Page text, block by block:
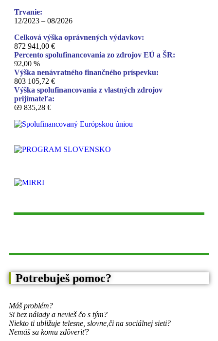
Trvanie:
12/2023 – 08/2026
Celková výška oprávnených výdavkov:
872 941,00 €
Percento spolufinancovania zo zdrojov EÚ a ŠR:
92,00 %
Výška nenávratného finančného príspevku:
803 105,72 €
Výška spolufinancovania z vlastných zdrojov
prijímateľa:
69 835,28 €
Potrebuješ pomoc?
Máš problém?
Si bez nálady a nevieš čo s tým?
Niekto ti ubližuje telesne, slovne, či na sociálnej sieti?
Nemáš sa komu zdôveriť?